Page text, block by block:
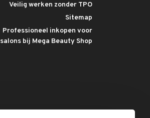
Veilig werken zonder TPO
Sitemap
Professioneel inkopen voor
salons bij Mega Beauty Shop